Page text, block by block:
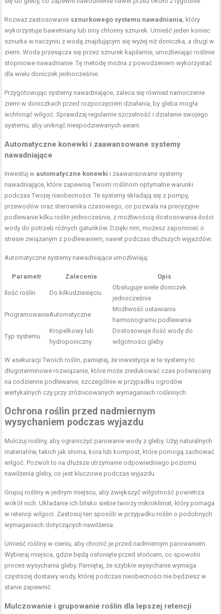
Rozważ zastosowanie sznurkowego systemu nawadniania , który
wykorzystuje bawełniany lub inny chłonny sznurek. Umieść jeden koniec
sznurka w naczyniu z wodą znajdującym się wyżej niż doniczka, a drugi w
ziemi. Woda przesącza się przez sznurek kapilarnie, umożliwiając roślinie
stopniowe nawadnianie. Tę metodę można z powodzeniem wykorzystać
dla wielu doniczek jednocześnie.
Przygotowując systemy nawadniające, zaleca się również namoczenie
ziemi w doniczkach przed rozpoczęciem działania, by gleba mogła
wchłonąć wilgoć. Sprawdzaj regularnie szczelność i działanie swojego
systemu, aby uniknąć niespodziewanych awarii.
Automatyczne konewki i zaawansowane systemy
nawadniające
Inwestuj w automatyczne konewki i zaawansowane systemy
nawadniające, które zapewnią Twoim roślinom optymalne warunki
podczas Twojej nieobecności. Te systemy składają się z pompy,
przewodów oraz sterownika czasowego, co pozwala na precyzyjne
podlewanie kilku roślin jednocześnie, z możliwością dostosowania ilości
wody do potrzeb różnych gatunków. Dzięki nim, możesz zapomnieć o
stresie związanym z podlewaniem, nawet podczas dłuższych wyjazdów.
Automatyczne systemy nawadniające umożliwiają:
Parametr Zalecenie Opis
Ilość roślin Do kilkudziesięciu
Obsługuje wiele doniczek
jednocześnie
ProgramowanieAutomatyczne
Możliwość ustawiania
harmonogramu podlewania
Typ systemu
Kropelkowy lub
hydroponiczny
Dostosowuje ilość wody do
wilgotności gleby
W asekuracji Twoich roślin, pamiętaj, że inwestycja w te systemy to
długoterminowe rozwiązanie, które może zredukować czas poświęcany
na codzienne podlewanie, szczególnie w przypadku ogrodów
wertykalnych czy przy zróżnicowanych wymaganiach roślinnych.
Ochrona roślin przed nadmiernym
wysychaniem podczas wyjazdu
Mulczuj rośliny, aby ograniczyć parowanie wody z gleby. Użyj naturalnych
materiałów, takich jak słoma, kora lub kompost, które pomogą zachować
wilgoć. Pozwoli to na dłuższe utrzymanie odpowiedniego poziomu
nawilżenia gleby, co jest kluczowe podczas wyjazdu.
Grupuj rośliny w jednym miejscu, aby zwiększyć wilgotność powietrza
wokół nich. Układanie ich blisko siebie tworzy mikroklimat, który pomaga
w retencji wilgoci. Zastosuj ten sposób w przypadku roślin o podobnych
wymaganiach dotyczących nawilżenia.
Umieść rośliny w cieniu, aby chronić je przed nadmiernym parowaniem.
Wybieraj miejsca, gdzie będą osłonięte przed słońcem, co spowolni
proces wysychania gleby. Pamiętaj, że szybkie wysychanie wymaga
częstszej dostawy wody, której podczas nieobecności nie będziesz w
stanie zapewnić.
Mulczowanie i grupowanie roślin dla lepszej retencji